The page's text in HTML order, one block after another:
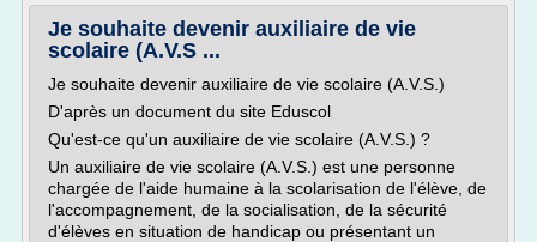
Je souhaite devenir auxiliaire de vie
scolaire (A.V.S ...
Je souhaite devenir auxiliaire de vie scolaire (A.V.S.)
D'après un document du site Eduscol
Qu'est-ce qu'un auxiliaire de vie scolaire (A.V.S.) ?
Un auxiliaire de vie scolaire (A.V.S.) est une personne
chargée de l'aide humaine à la scolarisation de l'élève, de
l'accompagnement, de la socialisation, de la sécurité
d'élèves en situation de handicap ou présentant un